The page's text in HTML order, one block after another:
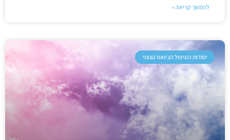
להמשך קריאה »
יסודות הטיפול הביואורגונומי